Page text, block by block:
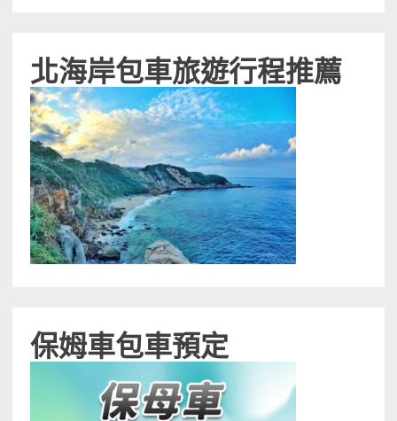
北海岸包車旅遊行程推薦
保姆車包車預定